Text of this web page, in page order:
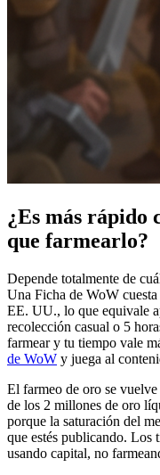
¿Es más rápido
que farmearlo?
Depende totalmente de
Una Ficha de WoW
EE. UU., lo que equivale
recolección casual o 5
farmear y tu tiempo vale
de WoW y juega al
El farmeo de oro se
de los 2 millones de oro
porque la saturación del
que estés publicando. Los
usando capital, no